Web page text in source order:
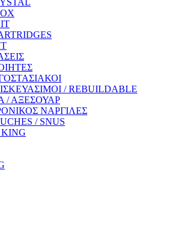
/ REBUILDABLE
/ ΑΞΕΣΟΥΑΡ
ΝΑΡΓΙΛΕΣ
/ SNUS